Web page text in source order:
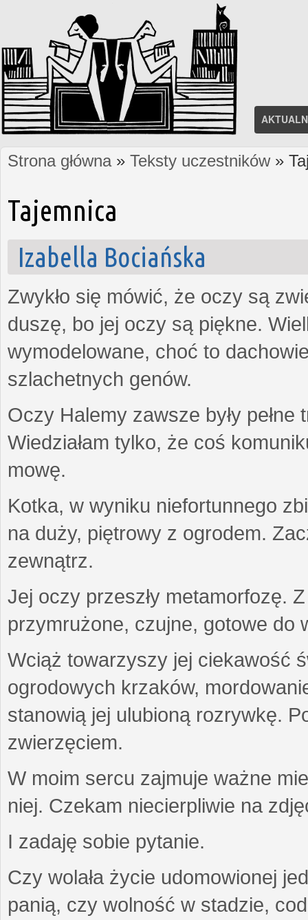
Jesteś tutaj
Strona główna» Teksty uczestników»
Tajemnica
Izabella Bociańska
Zwykło się mówić, że oczy są
duszę, bo jej oczy są piękne.
wymodelowane, choć to
szlachetnych genów.
Oczy Halemy zawsze były
Wiedziałam tylko, że coś
mowę.
Kotka, w wyniku niefortunnego
na duży, piętrowy z ogrodem.
zewnątrz.
Jej oczy przeszły metamorfozę.
przymrużone, czujne, gotowe do
Wciąż towarzyszy jej ciekawość
ogrodowych krzaków,
stanowią jej ulubioną rozrywkę.
zwierzęciem.
W moim sercu zajmuje ważne
niej. Czekam niecierpliwie na
I zadaję sobie pytanie.
Czy wolała życie udomowionej
panią, czy wolność w stadzie,